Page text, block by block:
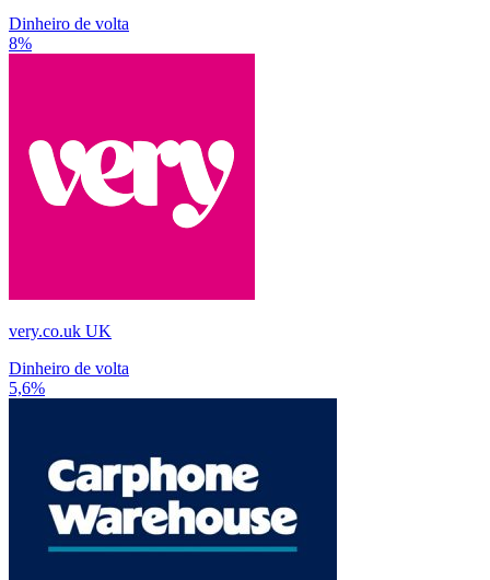
Dinheiro de volta
8%
very.co.uk UK
Dinheiro de volta
5,6%